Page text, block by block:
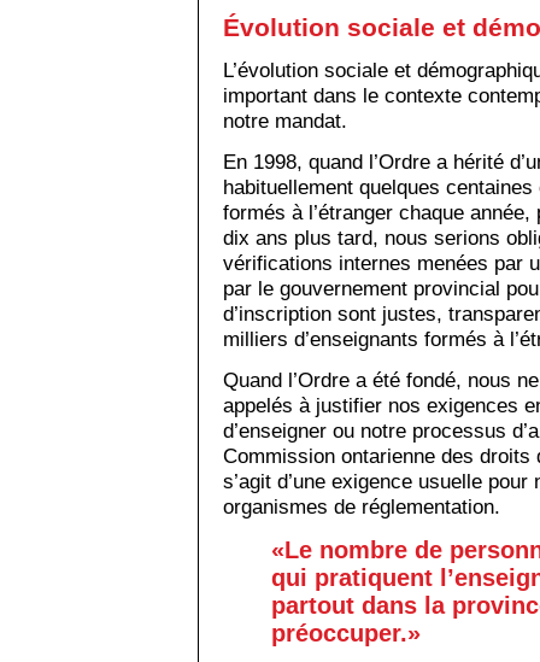
Évolution sociale et
L’évolution sociale et
important dans le contexte
notre mandat.
En 1998, quand l’Ordre a hérité
habituellement quelques
formés à l’étranger chaque
dix ans plus tard, nous serions
vérifications internes menées par
par le gouvernement provincial
d’inscription sont justes,
milliers d’enseignants formés à
Quand l’Ordre a été fondé, nous
appelés à justifier nos exigences
d’enseigner ou notre processus
Commission ontarienne des droits
s’agit d’une exigence usuelle
organismes de réglementation.
«Le nombre de
qui pratiquent
partout dans la
préoccuper.»